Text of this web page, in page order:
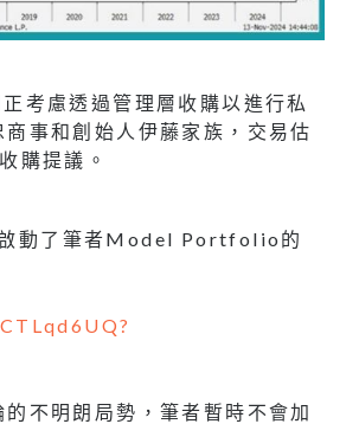
考慮透過管理層收購以進行私
事和創始人伊藤家族，交易估
購提議。
啟動了筆者Model Portfolio的
不明朗局勢，筆者暫時不會加